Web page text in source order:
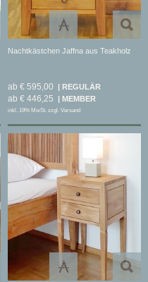
Nachtkästchen Jaffna aus Teakholz
ab € 595,00
ab € 446,25
inkl. 19% MwSt. zzgl. Versand